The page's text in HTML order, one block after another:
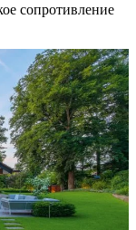
сопротивление